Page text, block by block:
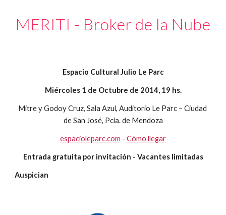
MERITI - Broker de la Nube
Espacio Cultural Julio Le Parc
Miércoles 1 de Octubre de 2014, 19 hs.
Mitre y Godoy Cruz, Sala Azul, Auditorio Le Parc – Ciudad
de San José, Pcia. de Mendoza
espacioleparc.com - Cómo llegar
Entrada gratuita por invitación - Vacantes limitadas
Auspician